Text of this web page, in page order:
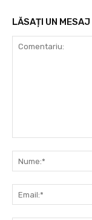
LĂSAȚI UN MESAJ